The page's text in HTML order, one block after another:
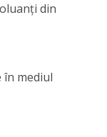
din
mediul